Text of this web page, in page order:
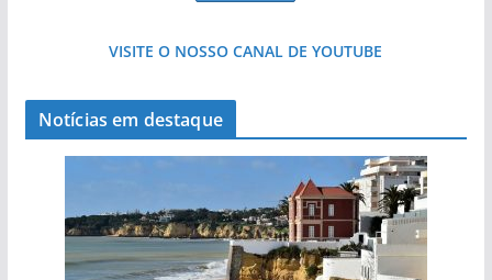
VISITE O NOSSO CANAL DE YOUTUBE
Notícias em destaque